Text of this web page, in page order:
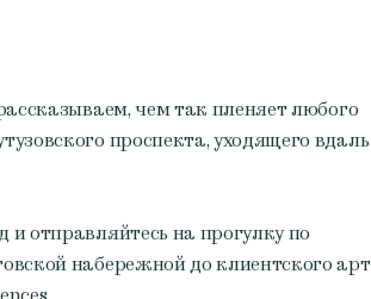
чем так пленяет любого
проспекта, уходящего
отправляйтесь на прогулку по
набережной до клиентского